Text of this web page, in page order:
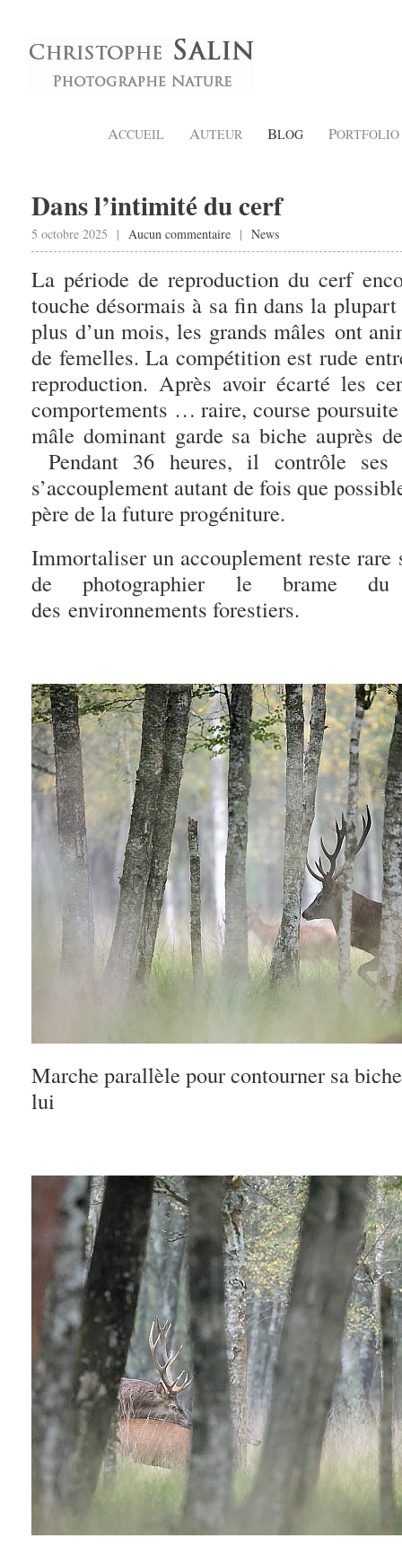
ACCUEIL AUTEUR BLOG PORTFOLIO
Dans l’intimité du cerf
5 octobre 2025 | Aucun commentaire | News
La période de reproduction du cerf
touche désormais à sa fin dans la
plus d’un mois, les grands mâles ont
de femelles. La compétition est rude
reproduction. Après avoir écarté les
comportements … raire, course
mâle dominant garde sa biche auprès
Pendant 36 heures, il contrôle ses
s’accouplement autant de fois que
père de la future progéniture.
Immortaliser un accouplement reste
de photographier le brame du
des environnements forestiers.
Marche parallèle pour contourner sa
lui